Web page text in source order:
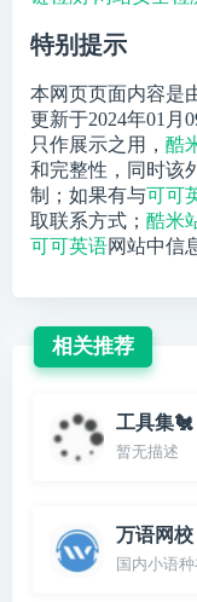
特别提示
本网页页面内容是
更新于2024年01月
只作展示之用， 酷
和完整性，同时该
制；如果有与可可
取联系方式； 酷米
可可英语网站中信
相关推荐
工具集🐔
暂无描述
万语网校
国内小语